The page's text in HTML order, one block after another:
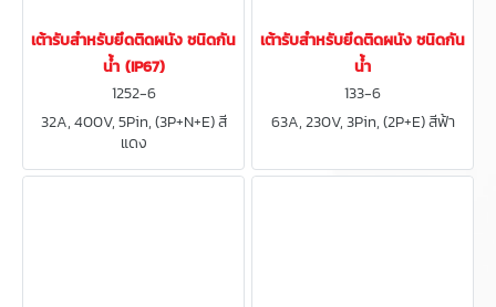
เต้ารับสำหรับยึดติดผนัง ชนิดกัน
น้ำ (IP67)
1252-6
32A, 400V, 5Pin, (3P+N+E) สี
แดง
เต้ารับสำหรับยึดติดผนัง ชนิดกัน
น้ำ
133-6
63A, 230V, 3Pin, (2P+E) สีฟ้า